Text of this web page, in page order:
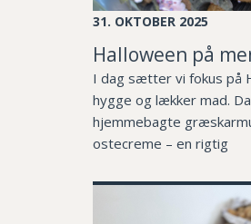
31. OKTOBER 2025
Halloween på
I dag sætter vi fokus på
hygge og lækker mad.
hjemmebagte
ostecreme – en rigtig